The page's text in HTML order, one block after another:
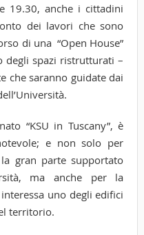
19.30, anche i cittadini
dei lavori che sono
di una “Open House”
degli spazi ristrutturati –
che saranno guidate dai
“KSU in Tuscany”, è
e non solo per
la gran parte supportato
ma anche per la
uno degli edifici
territorio.